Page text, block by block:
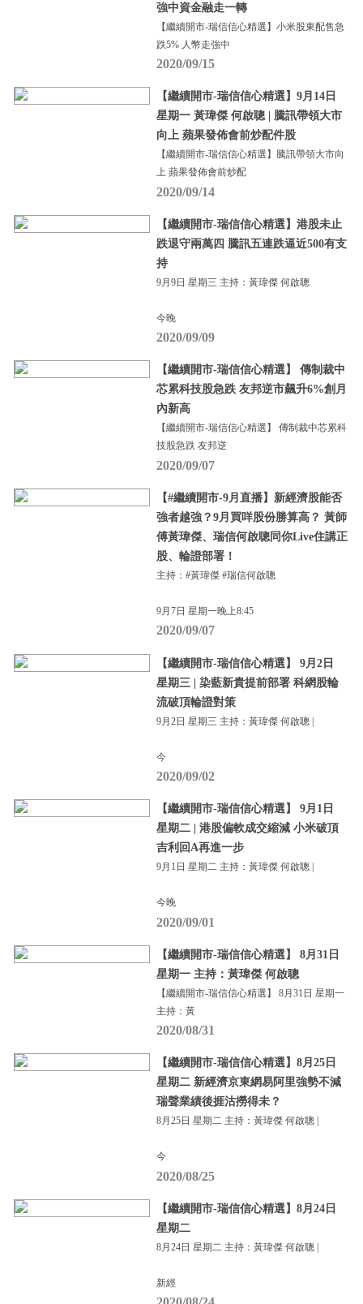
強中資金融走一轉
【繼續開市-瑞信信心精選】小米股東配售急
跌5% 人幣走強中
2020/09/15
【繼續開市-瑞信信心精選】9月14日
星期一 黃瑋傑 何啟聰 | 騰訊帶領大市
向上 蘋果發佈會前炒配件股
【繼續開市-瑞信信心精選】騰訊帶領大市向
上 蘋果發佈會前炒配
2020/09/14
【繼續開市-瑞信信心精選】港股未止
跌退守兩萬四 騰訊五連跌逼近500有支
持
9月9日 星期三 主持：黃瑋傑 何啟聰
今晚
2020/09/09
【繼續開市-瑞信信心精選】 傳制裁中
芯累科技股急跌 友邦逆市飆升6%創月
內新高
【繼續開市-瑞信信心精選】 傳制裁中芯累科
技股急跌 友邦逆
2020/09/07
【#繼續開市-9月直播】新經濟股能否
強者越強？9月買咩股份勝算高？ 黃師
傅黃瑋傑、瑞信何啟聰同你Live住講正
股、輪證部署！
主持：#黃瑋傑 #瑞信何啟聰
9月7日 星期一晚上8:45
2020/09/07
【繼續開市-瑞信信心精選】 9月2日
星期三 | 染藍新貴提前部署 科網股輪
流破頂輪證對策
9月2日 星期三 主持：黃瑋傑 何啟聰 |
今
2020/09/02
【繼續開市-瑞信信心精選】 9月1日
星期二 | 港股偏軟成交縮減 小米破頂
吉利回A再進一步
9月1日 星期二 主持：黃瑋傑 何啟聰 |
今晚
2020/09/01
【繼續開市-瑞信信心精選】 8月31日
星期一 主持：黃瑋傑 何啟聰
【繼續開市-瑞信信心精選】 8月31日 星期一
主持：黃
2020/08/31
【繼續開市-瑞信信心精選】8月25日
星期二 新經濟京東網易阿里強勢不減
瑞聲業績後捱沽撈得未？
8月25日 星期二 主持：黃瑋傑 何啟聰 |
今
2020/08/25
【繼續開市-瑞信信心精選】8月24日
星期二
8月24日 星期二 主持：黃瑋傑 何啟聰 |
新經